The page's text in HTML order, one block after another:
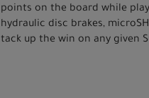
points on the board while
hydraulic disc brakes,
tack up the win on any given